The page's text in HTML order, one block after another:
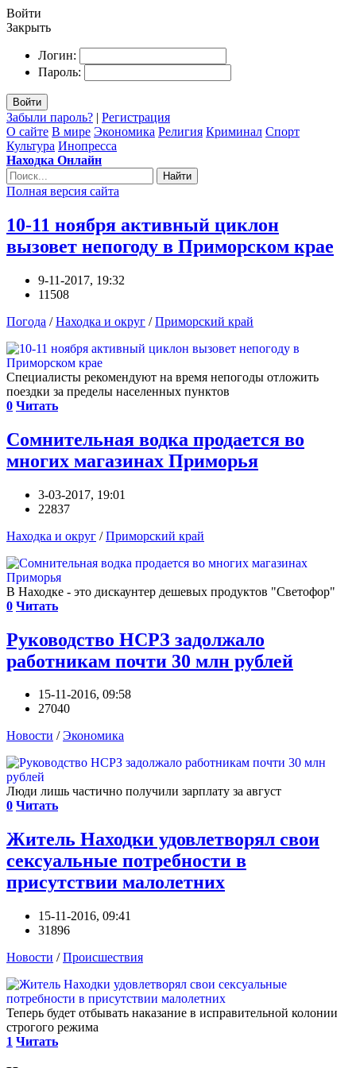
Войти
Закрыть
Логин:
Пароль:
Войти
Забыли пароль? | Регистрация
О сайте В мире Экономика Религия Криминал Спорт
Культура Инопресса
Находка Онлайн
Найти
Полная версия сайта
10-11 ноября активный циклон
вызовет непогоду в Приморском крае
9-11-2017, 19:32
11508
Погода /Находка и округ /Приморский край
Специалисты рекомендуют на время непогоды отложить
поездки за пределы населенных пунктов
0 Читать
Сомнительная водка продается во
многих магазинах Приморья
3-03-2017, 19:01
22837
Находка и округ /Приморский край
В Находке - это дискаунтер дешевых продуктов "Светофор"
0 Читать
Руководство НСРЗ задолжало
работникам почти 30 млн рублей
15-11-2016, 09:58
27040
Новости /Экономика
Люди лишь частично получили зарплату за август
0 Читать
Житель Находки удовлетворял свои
сексуальные потребности в
присутствии малолетних
15-11-2016, 09:41
31896
Новости /Происшествия
Теперь будет отбывать наказание в исправительной колонии
строгого режима
1 Читать